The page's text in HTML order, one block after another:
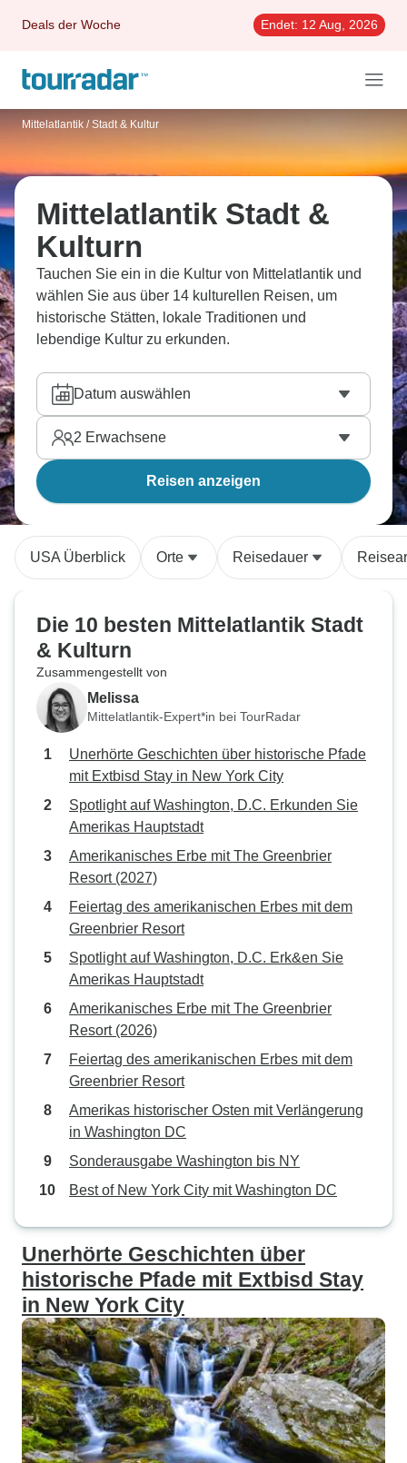
Deals der Woche Endet: 12 Aug, 2026
Mittelatlantik / Stadt & Kultur
Mittelatlantik Stadt &
Kulturn
Tauchen Sie ein in die Kultur von Mittelatlantik und
wählen Sie aus über 14 kulturellen Reisen, um
historische Stätten, lokale Traditionen und
lebendige Kultur zu erkunden.
Datum auswählen
2 Erwachsene
Reisen anzeigen
USA Überblick Orte Reisedauer
Die 10 besten Mittelatlantik Stadt
& Kulturn
Zusammengestellt von
Melissa
Mittelatlantik-Expert*in bei TourRadar
Unerhörte Geschichten über historische Pfade
mit Extbisd Stay in New York City
Spotlight auf Washington, D.C. Erkunden Sie
Amerikas Hauptstadt
Amerikanisches Erbe mit The Greenbrier
Resort (2027)
Feiertag des amerikanischen Erbes mit dem
Greenbrier Resort
Spotlight auf Washington, D.C. Erk&en Sie
Amerikas Hauptstadt
Amerikanisches Erbe mit The Greenbrier
Resort (2026)
Feiertag des amerikanischen Erbes mit dem
Greenbrier Resort
Amerikas historischer Osten mit Verlängerung
in Washington DC
Sonderausgabe Washington bis NY
Best of New York City mit Washington DC
Unerhörte Geschichten über
historische Pfade mit Extbisd Stay
in New York City